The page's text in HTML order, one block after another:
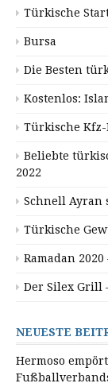
Türkische
Bursa
Die Besten
Kostenlos:
Türkische
Beliebte
2022
Schnell Ayran
Türkische
Ramadan
Der Silex Grill
NEUESTE
Hermoso